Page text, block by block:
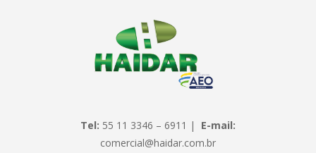
Tel: 55 11 3346 – 6911 | E-mail:
comercial@haidar.com.br